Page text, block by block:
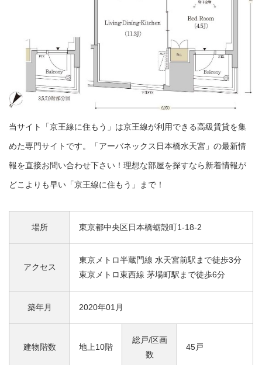
当サイト「京王線に住もう」は京王線が利用できる高級賃貸を集
めた専門サイトです。「アーバネックス日本橋水天宮」の最新情
報を直接お問い合わせ下さい！理想な部屋を探すなら新着情報が
どこよりも早い「京王線に住もう」まで！
場所 東京都中央区日本橋蛎殻町1-18-2
アクセス
東京メトロ半蔵門線 水天宮前駅まで徒歩3分
東京メトロ東西線 茅場町駅まで徒歩6分
築年月 2020年01月
建物階数 地上10階
総戸/区画
数
45戸